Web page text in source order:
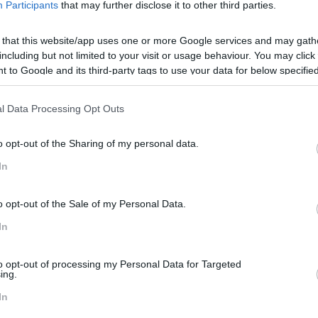
Participants that may further disclose it to other third parties.
that this website/app uses one or more Google services and may
but not limited to your visit or usage behaviour. You may
to Google and its third-party tags to use your data for below
consent section.
Data Processing Opt Outs
opt-out of the Sharing of my personal data.
opt-out of the Sale of my Personal Data.
opt-out of processing my Personal Data for Targeted
portugueses, a empresa de retalho prevê
Humanos da Mercadona Portugal, vai estar no
a equipa portuguesa para o crescimento da marca.
que não é aquele onde nasceu. De que forma
uma postura de humildade e constante
Humanos adotámos essa mesma estratégia e, para
fizemos um estudo aprofundado do mercado português,
com colaboradores portugueses que conhecessem o
cuja cultura empresarial está assente no Modelo de
de cinco componentes: o Chefe (que é como
e o Capital. Ter um modelo como base ajuda-nos a
Humanos, a implementar medidas que promovam
negócio, é conhecida por todos. Que impacto é que isso
Humanos subjacentes e que temos vindo a
convertem-se num fator de atração. Estas políticas